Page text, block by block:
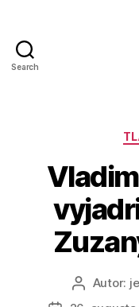
Search
Autor
článku
Autor: